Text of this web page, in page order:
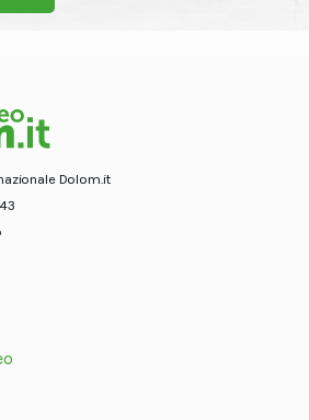
Dolom.it